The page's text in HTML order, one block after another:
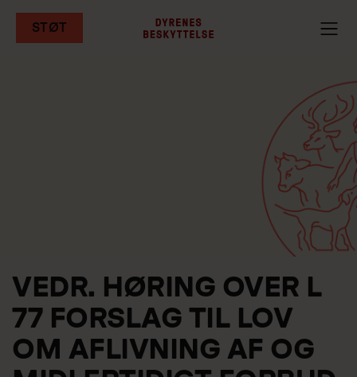
STØT
VEDR. HØRING OVER L
77 FORSLAG TIL LOV
OM AFLIVNING AF OG